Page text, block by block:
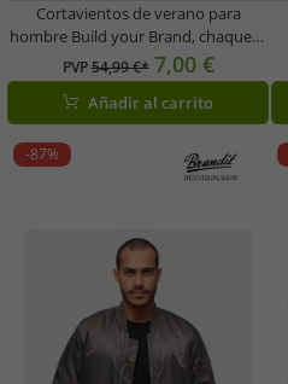
Cortavientos de verano para
hombre Build your Brand, chaqueta
con capucha repelente al agua
B3162 Verde Oliva
PVP54,99 €* 7,00 €
Añadir al carrito
-87%